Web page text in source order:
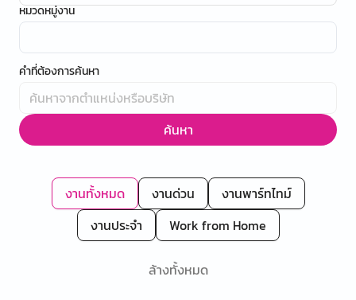
หมวดหมู่งาน
คำที่ต้องการค้นหา
ค้นหา
งานทั้งหมด งานด่วน
งานพาร์ทไทม์
งานประจำ
Work from Home
ล้างทั้งหมด